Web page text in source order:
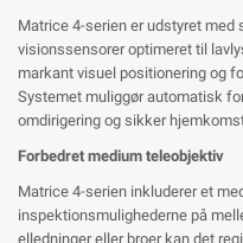
Matrice 4-serien er udstyret
visionssensorer optimeret til
markant visuel positionering og
Systemet muliggør automatisk
omdirigering og sikker
Forbedret medium teleobjektiv
Matrice 4-serien inkluderer et
inspektionsmulighederne på
elledninger eller broer kan det